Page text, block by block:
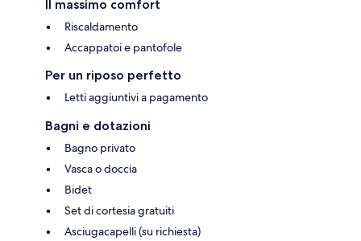
Il massimo comfort
Riscaldamento
Accappatoi e pantofole
Per un riposo perfetto
Letti aggiuntivi a pagamento
Bagni e dotazioni
Bagno privato
Vasca o doccia
Bidet
Set di cortesia gratuiti
Asciugacapelli (su richiesta)